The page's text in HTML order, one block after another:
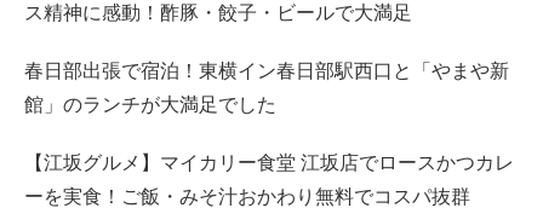
ス精神に感動！酢豚・餃子・ビールで大満足
春日部出張で宿泊！東横イン春日部駅西口と「やまや新
館」のランチが大満足でした
【江坂グルメ】マイカリー食堂 江坂店でロースかつカレ
ーを実食！ご飯・みそ汁おかわり無料でコスパ抜群